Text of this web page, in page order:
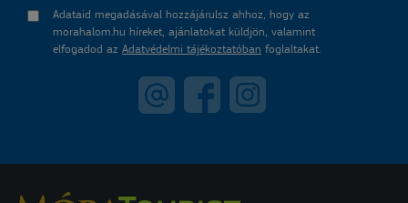
Adataid megadásával hozzájárulsz ahhoz, hogy az
morahalom.hu híreket, ajánlatokat küldjön, valamint
elfogadod az Adatvédelmi tájékoztatóban foglaltakat.